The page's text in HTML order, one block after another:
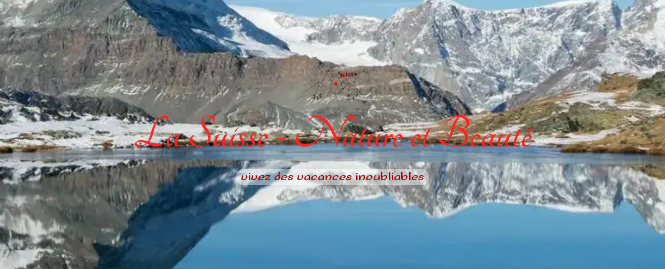
La Suisse - Nature et Beauté
vivez des vacances inoubliables